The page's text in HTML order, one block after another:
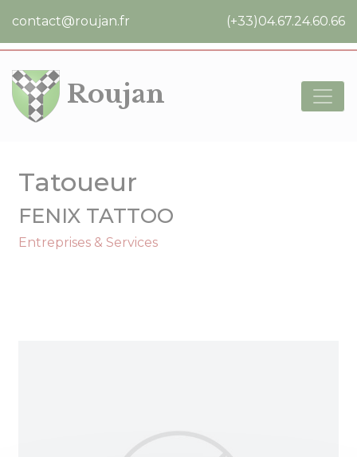
contact@roujan.fr (+33)04.67.24.60.66
Roujan
Tatoueur
FENIX TATTOO
Entreprises & Services